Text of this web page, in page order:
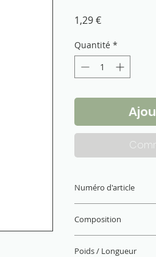
1,29 €Prix
Quantité *
Numéro d'article
Composition
Poids / Longueur